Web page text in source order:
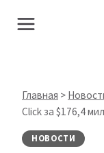
Главная >
Click за $176,4
НОВОСТИ